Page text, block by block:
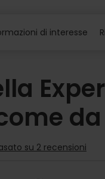
di interesse
su 2 recensioni